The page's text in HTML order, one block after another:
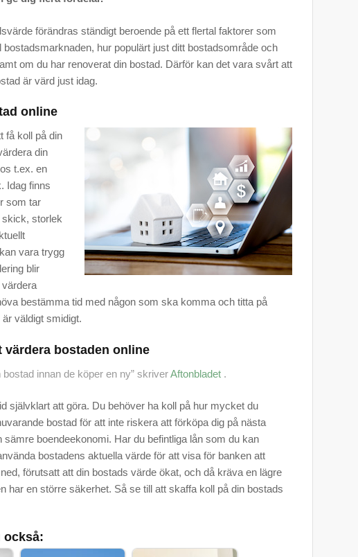
förändras ständigt beroende på ett flertal faktorer som
bostadsmarknaden, hur populärt just ditt bostadsområde och
om du har renoverat din bostad. Därför kan det vara svårt att
är värd just idag.
online
få koll på din
din
t.ex. en
Idag finns
som tar
skick, storlek
vara trygg
blir
bestämma tid med någon som ska komma och titta på
väldigt smidigt.
värdera bostaden online
bostad innan de köper en ny” skriverAftonbladet .
självklart att göra. Du behöver ha koll på hur mycket du
bostad för att inte riskera att förköpa dig på nästa
sämre boendeekonomi. Har du befintliga lån som du kan
bostadens aktuella värde för att visa för banken att
förutsatt att din bostads värde ökat, och då kräva en lägre
har en större säkerhet. Så se till att skaffa koll på din bostads
också: